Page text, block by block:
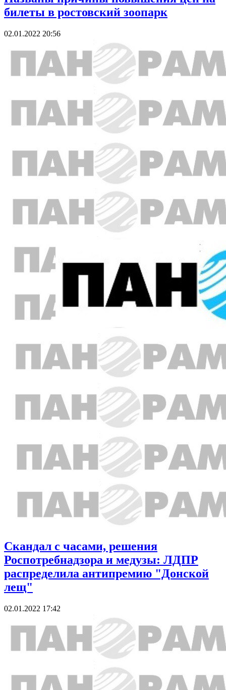
билеты в ростовский зоопарк
02.01.2022 20:56
Скандал с часами, решения
Роспотребнадзора и медузы: ЛДПР
распределила антипремию "Донской
лещ"
02.01.2022 17:42